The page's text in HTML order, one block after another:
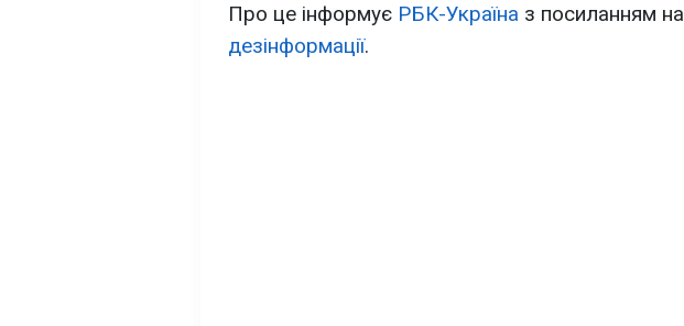
Про це інформує РБК-Україна з посиланням на
дезінформації.